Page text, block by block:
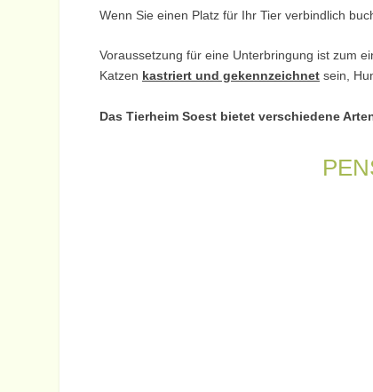
Wenn Sie einen Platz für Ihr Tier verbindlich
Voraussetzung für eine Unterbringung ist zum
Katzen kastriert und gekennzeichnetsein,
Das Tierheim Soest bietet verschiedene